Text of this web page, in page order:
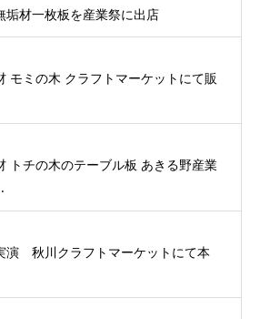
材一枚板を産業祭に出店
モミの木 クラフトマーケットにて販
トチの木のテーブル板 あきる野産業
秋川クラフトマーケットにて本